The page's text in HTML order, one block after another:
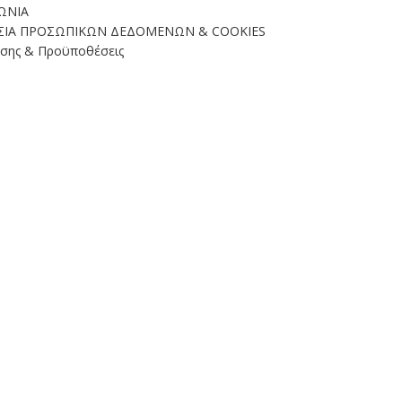
ΠΡΟΣΩΠΙΚΩΝ ΔΕΔΟΜΕΝΩΝ & COOKIES
& Προϋποθέσεις